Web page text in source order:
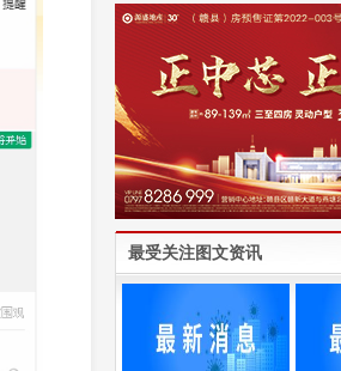
最受关注图文资讯